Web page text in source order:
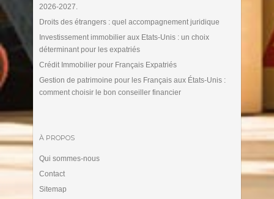
2026-2027.
Droits des étrangers : quel accompagnement juridique
Investissement immobilier aux Etats-Unis : un choix
déterminant pour les expatriés
Crédit Immobilier pour Français Expatriés
Gestion de patrimoine pour les Français aux États-Unis :
comment choisir le bon conseiller financier
À PROPOS
Qui sommes-nous
Contact
Sitemap